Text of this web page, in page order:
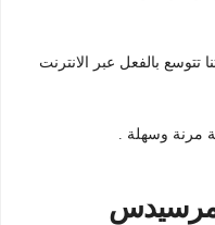
تتوسع بالفعل عبر الانترنت
مرنة وسهلة .
مرسيدس